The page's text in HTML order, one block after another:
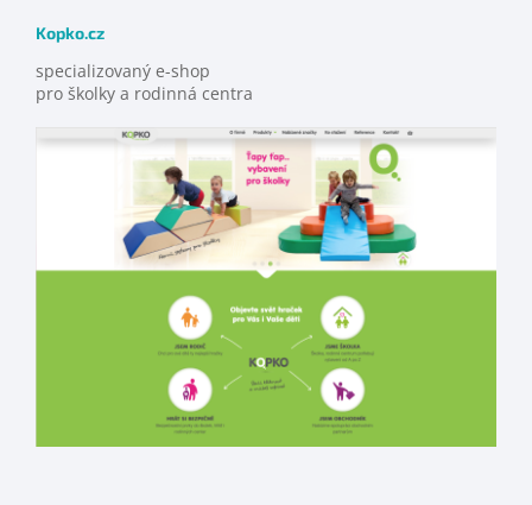
Kopko.cz
specializovaný e-shop
pro školky a rodinná centra